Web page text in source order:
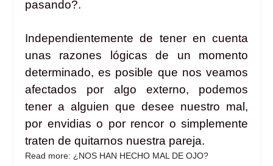
pasando?.
Independientemente de tener en cuenta
unas razones lógicas de un momento
determinado, es posible que nos veamos
afectados por algo externo, podemos
tener a alguien que desee nuestro mal,
por envidias o por rencor o simplemente
traten de quitarnos nuestra pareja.
Read more: ¿NOS HAN HECHO MAL DE OJO?